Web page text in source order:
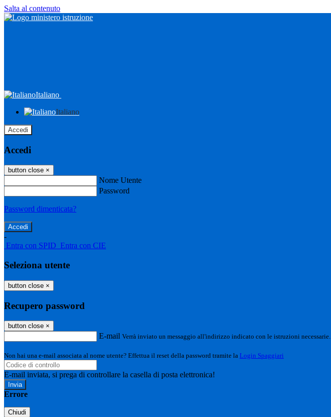
Salta al contenuto
Italiano
Italiano
Accedi
Accedi
button close ×
Nome Utente
Password
Password dimenticata?
-
Entra con SPID Entra con CIE
Seleziona utente
button close ×
Recupero password
button close ×
E-mail Verrà inviato un messaggio all'indirizzo indicato con le istruzioni necessarie.
Non hai una e-mail associata al nome utente? Effettua il reset della password tramite la Login Spaggiari
E-mail inviata, si prega di controllare la casella di posta elettronica!
Errore
Chiudi